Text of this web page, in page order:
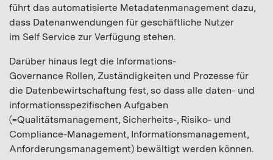
führt das automatisierte Metadatenmanagement dazu,
dass Datenanwendungen für geschäftliche Nutzer
im Self Service zur Verfügung stehen.
Darüber hinaus legt die Informations-
Governance Rollen, Zuständigkeiten und Prozesse für
die Datenbewirtschaftung fest, so dass alle daten- und
informationsspezifischen Aufgaben
(=Qualitätsmanagement, Sicherheits-, Risiko- und
Compliance-Management, Informationsmanagement,
Anforderungsmanagement) bewältigt werden können.